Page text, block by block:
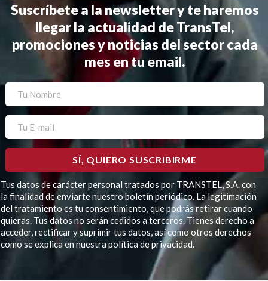
Suscríbete a la newsletter y te haremos
llegar la actualidad de TransTel,
promociones y noticias del sector cada
mes en tu email.
Tus datos de carácter personal tratados por TRANSTEL, S.A. con
la finalidad de enviarte nuestro boletín periódico. La legitimación
del tratamiento es tu consentimiento, que podrás retirar cuando
quieras. Tus datos no serán cedidos a terceros. Tienes derecho a
acceder, rectificar y suprimir tus datos, así como otros derechos
como se explica en nuestra política de privacidad.